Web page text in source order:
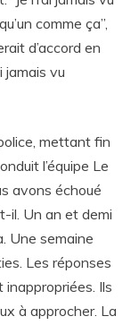
comme ça”,
d’accord en
jamais vu
mettant fin
l’équipe Le
avons échoué
il. Un an et demi
Une semaine
Les réponses
Ils
à approcher. La